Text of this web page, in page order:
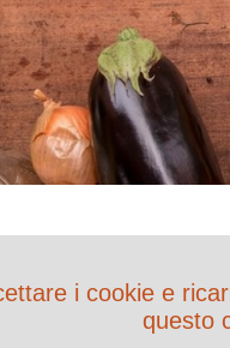
i cookie e
questo